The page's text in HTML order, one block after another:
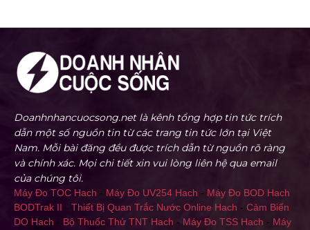
Doanhnhancuocsong.net là kênh tổng hợp tin tức trích
dẫn một số nguồn tin từ các trang tin tức lớn tại Việt
Nam. Mỗi bài đăng đều được trích dẫn từ nguồn rõ ràng
và chính xác. Mọi chi tiết xin vui lòng liên hệ qua email
của chúng tôi.
Máy Đo TOC Hach - Máy Đo UV254 Hach - Máy Đo BOD Hach
BODTrak II - Thiết Bị Quan Trắc Nước Online Hach - Cảm Biến
DO Hach - Bộ Thuốc Thử TNT Hach - Máy Đo TSS Hach - Máy